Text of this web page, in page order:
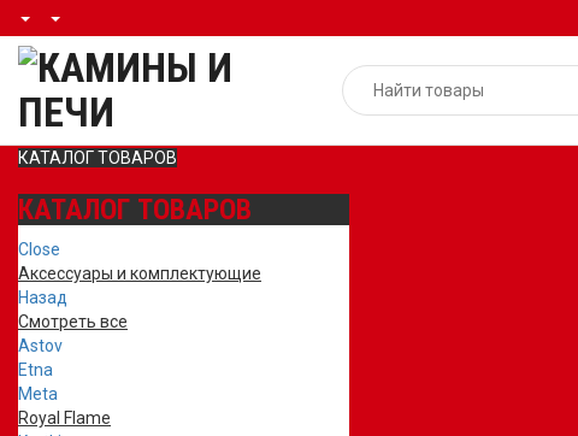
КАТАЛОГ ТОВАРОВ
КАТАЛОГ ТОВАРОВ
Close
Аксессуары и комплектующие
Назад
Смотреть все
Astov
Etna
Meta
Royal Flame